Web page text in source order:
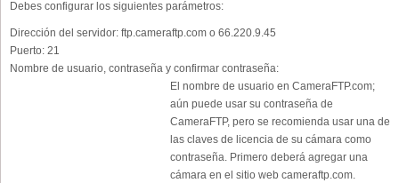
Debes configurar los siguientes parámetros:
Dirección del servidor: ftp.cameraftp.com o 66.220.9.45
Puerto: 21
Nombre de usuario, contraseña y confirmar contraseña:
El nombre de usuario en CameraFTP.com;
aún puede usar su contraseña de
CameraFTP, pero se recomienda usar una de
las claves de licencia de su cámara como
contraseña. Primero deberá agregar una
cámara en el sitio web cameraftp.com.